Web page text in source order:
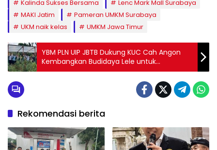
Kalinda Sukses Bersama
Lenc Mark Mall Surabaya
MAKI Jatim
Pameran UMKM Surabaya
UKM naik kelas
UMKM Jawa Timur
YBM PLN UIP JBTB Dukung KUC Cah Angon
Kembangkan Budidaya Lele untuk
Kemandirian Warga Ketintang
Rekomendasi berita